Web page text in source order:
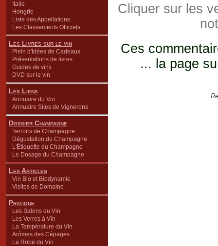
Italie
Hongrie
Liste des Appellations
Les Classements Officiels
Les Livres sur le vin
Plein d'Idées de Cadeaux
Présentations de livres
Guides de vins
DVD sur le vin
Les Liens
Annuaire du Vin
Annuaire Sites de Vignerons
Dossier Champagne
Terroirs de Champagne
Dégustation du Champagne
L'Étiquette du Champagne
Le Dosage du Champagne
Les Articles
Vin Bio et Biodynamie
Visites de Domaine
Pratique
Les Salons du Vin
Les Verres à Vin
La Température du Vin
Arômes des Cépages
La Robe du Vin
Cliquer sur les
Ces
... la page